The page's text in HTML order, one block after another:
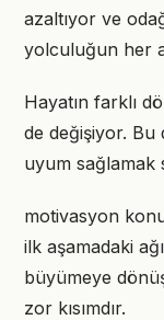
azaltıyor ve
yolculuğun her
Hayatın farklı
de değişiyor. Bu
uyum sağlamak
motivasyon
ilk aşamadaki
büyümeye
zor kısımdır.